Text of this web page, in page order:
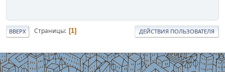
ВВЕРХ Страницы 1 ДЕЙСТВИЯ ПОЛЬЗОВАТЕЛЯ